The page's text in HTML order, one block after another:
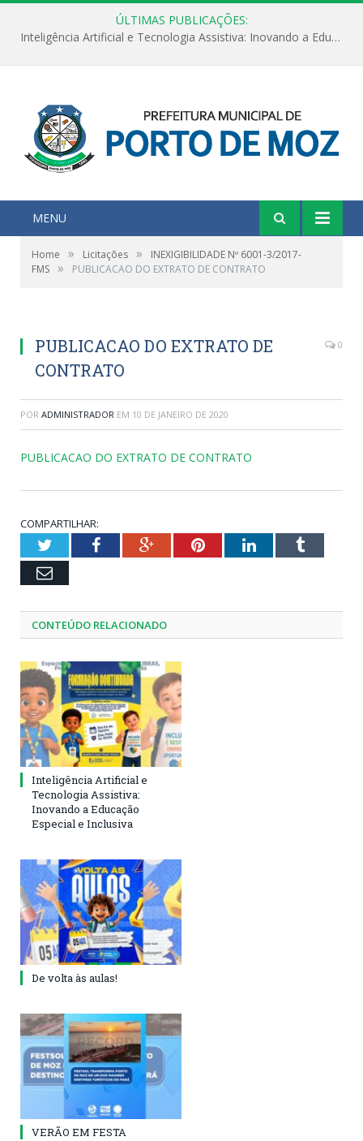
ÚLTIMAS PUBLICAÇÕES:
Inteligência Artificial e Tecnologia Assistiva: Inovando a Educação Especial e Inclusiva
MENU
Home » Licitações »
INEXIGIBILIDADE Nº 6001-3/2017-
FMS » PUBLICACAO DO EXTRATO DE CONTRATO
PUBLICACAO DO EXTRATO DE
CONTRATO
0
POR ADMINISTRADOR EM 10 DE JANEIRO DE 2020
PUBLICACAO DO EXTRATO DE CONTRATO
COMPARTILHAR:
TwitterFacebookGoogle+PinterestLinkedInTumblr
Email
CONTEÚDO RELACIONADO
Inteligência Artificial e
Tecnologia Assistiva:
Inovando a Educação
Especial e Inclusiva
De volta às aulas!
VERÃO EM FESTA